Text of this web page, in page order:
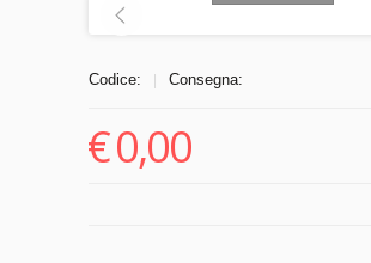
Codice: Consegna:
€0,00